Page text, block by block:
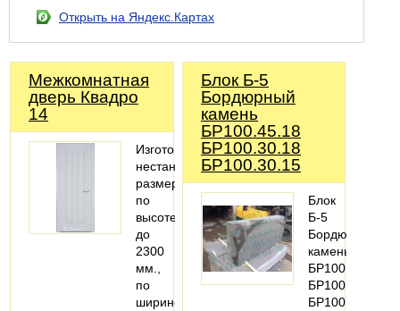
Открыть на Яндекс.Картах
Межкомнатная
дверь Квадро
14
Изготовление
нестандартных
размеров
по
высоте
до
2300
мм.,
по
ширине
Блок Б-5
Бордюрный
камень
БР100.45.18
БР100.30.18
БР100.30.15
Блок
Б-5
Бордюрный
камень
БР100.45.18
БР100.30.18
БР100.30.15